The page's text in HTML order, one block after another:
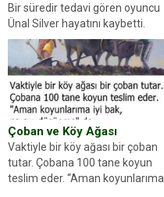
Bir süredir tedavi gören oyuncu
Ünal Silver hayatını kaybetti.
Haberi, oyuncunun menajerlik
ajansı duyurdu. Renda Güner,
sosyal medya hesabında “Usta
Oyuncumuz ve çok değerli
dostumuz...
Çoban ve Köy Ağası
Vaktiyle bir köy ağası bir çoban
tutar. Çobana 100 tane koyun
teslim eder. “Aman koyunlarıma